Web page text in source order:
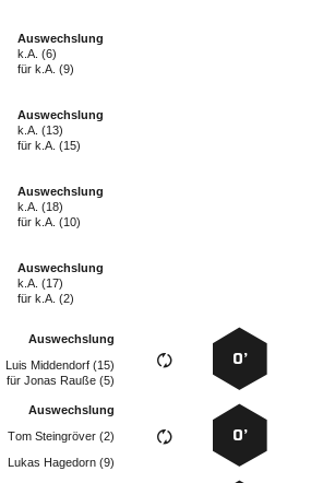
Auswechslung
k.A. (6)
fürk.A. (9)
Auswechslung
k.A. (13)
fürk.A. (15)
Auswechslung
k.A. (18)
fürk.A. (10)
Auswechslung
k.A. (17)
fürk.A. (2)
0’
Auswechslung
  
für  
0’
Auswechslung
  
  